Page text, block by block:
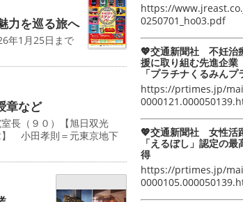
を巡る旅へ
年1月25日まで
など
長（９０）【旭日双光
小田孝則＝元東京地下
https://
0250701_ho03.pdf
💖交通新聞社 不妊治
援に取り組む先進企業
「プラチナくるみん
https://prtimes.jp/
💖交通新聞社 女性活
「えるぼし」認定の
得
https://prtimes.jp/